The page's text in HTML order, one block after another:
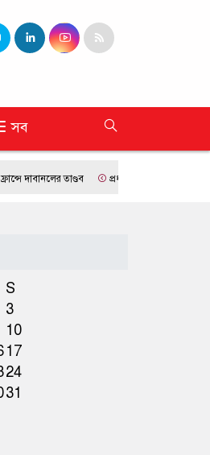
সব
তাণ্ডব প্রধানমন্ত্রী তারেক রহমান -এম আলী
S
3
10
17
24
31